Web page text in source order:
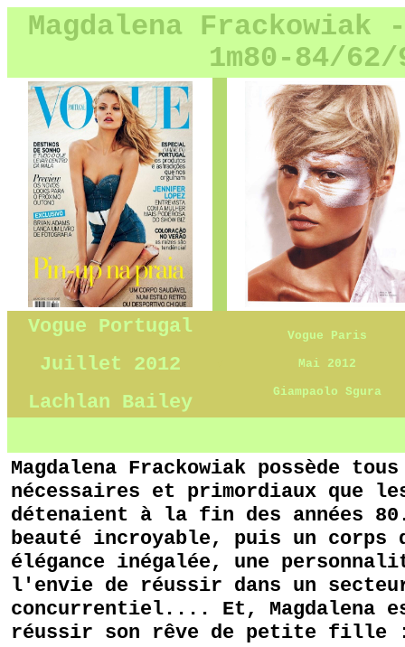
Magdalena
1m80-84/62/
Vogue Portugal
Juillet 2012
Lachlan Bailey
Vogue Paris
Mai 2012
Giampaolo Sgura
Magdalena Frackowiak possède
nécessaires et primordiaux que
détenaient à la fin des années
beauté incroyable, puis un corps
élégance inégalée, une
l'envie de réussir dans un
concurrentiel.... Et, Magdalena
réussir son rêve de petite fille